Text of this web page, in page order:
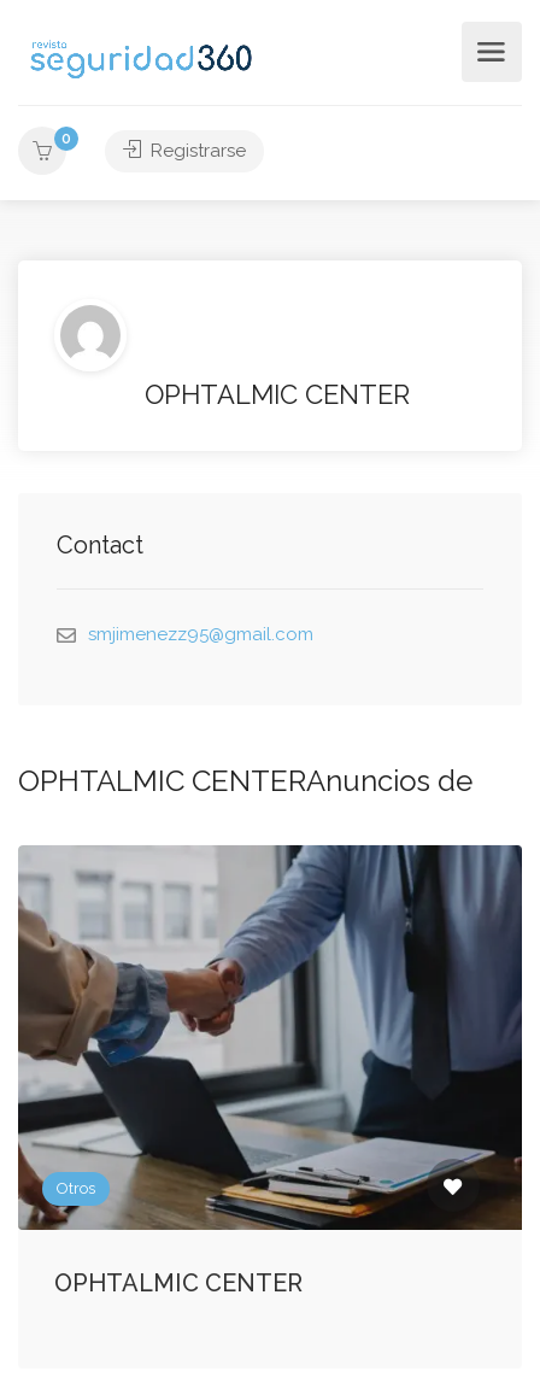
0
Registrarse
OPHTALMIC CENTER
Contact
smjimenezz95@gmail.com
OPHTALMIC CENTERAnuncios de
Otros
OPHTALMIC CENTER